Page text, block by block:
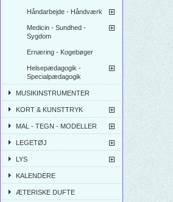
Håndarbejde - Håndværk
Medicin - Sundhed -
Sygdom
Ernæring - Kogebøger
Helsepædagogik -
Specialpædagogik
MUSIKINSTRUMENTER
KORT & KUNSTTRYK
MAL - TEGN - MODELLER
LEGETØJ
LYS
KALENDERE
ÆTERISKE DUFTE